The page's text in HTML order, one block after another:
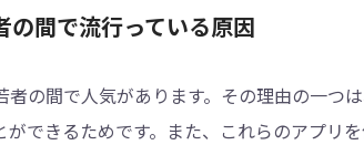
間で流行っている原因
の間で人気があります。その理由の一つ
できるためです。また、これらのアプリ